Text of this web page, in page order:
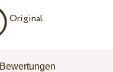
Original
Bewertungen